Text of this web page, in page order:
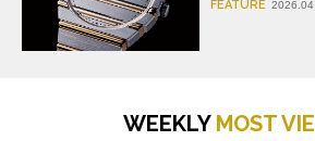
FEATURE
WEEKLY MOST